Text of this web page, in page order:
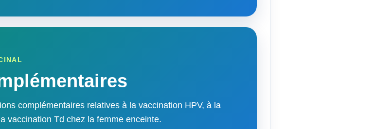
complémentaires relatives à la vaccination HPV, à la
vaccination Td chez la femme enceinte.